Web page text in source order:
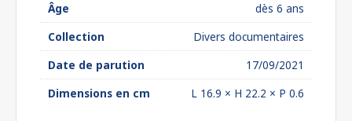
Âge
dès 6 ans
Collection
Divers documentaires
Date de parution
17/09/2021
Dimensions en cm
L 16.9 × H 22.2 × P 0.6